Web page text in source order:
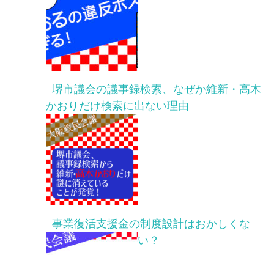
堺市議会の議事録検索、なぜか維新・高木
かおりだけ検索に出ない理由
事業復活支援金の制度設計はおかしくな
い？